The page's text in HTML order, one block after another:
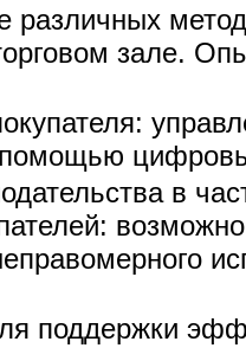
различных
зале.
в
поддержки